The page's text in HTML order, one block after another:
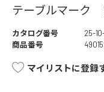
テーブルマーク
カタログ番号
25-
商品番号
マイリストに登録